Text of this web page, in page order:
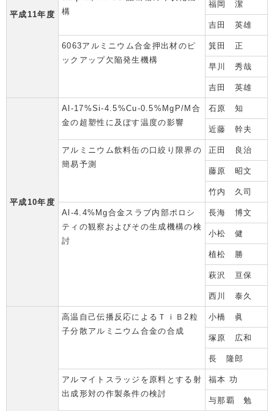
平成11年度
構
福岡 潔
吉田 英雄
6063アルミニウム合金押出材のピ
ックアップ欠陥発生機構
箕田 正
早川 秀哉
吉田 英雄
平成10年度
Al-17%Si-4.5%Cu-0.5%MgP/M合
金の超塑性に及ぼす温度の影響
石原 知
近藤 幹夫
アルミニウム飲料缶の口絞り限界の
簡易予測
正田 良治
藤原 昭文
竹内 久司
Al-4.4%Mg合金スラブ内部ポロシ
ティの観察およびその生成機構の検
討
長海 博文
小松 健
植松 勝
萩沢 亘保
西川 泰久
高温自己伝播反応によるＴｉＢ2粒
子分散アルミニウム合金の合成
小橋 眞
塚原 広和
長 隆郎
アルマイトスラッジを原料とする射
出成形対の作製条件の検討
福本 功
与那覇 勉